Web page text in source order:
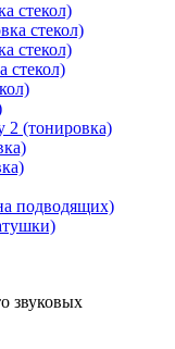
стекол)
стекол)
стекол)
стекол)
2 (тонировка)
подводящих)
звуковых